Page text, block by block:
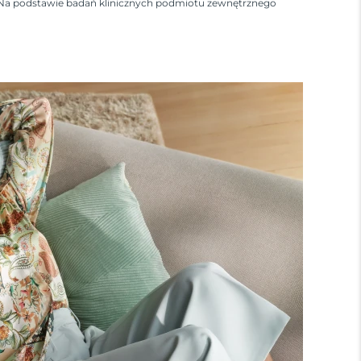
podstawie badań klinicznych podmiotu zewnętrznego